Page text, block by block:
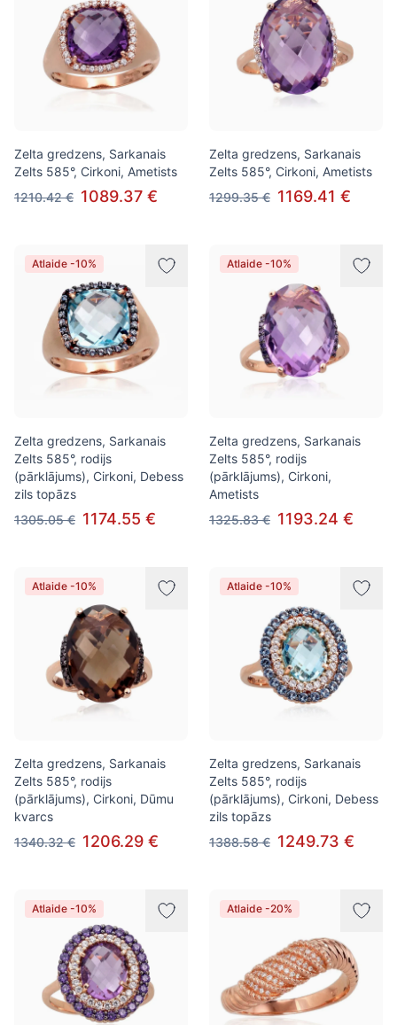
Zelta gredzens, Sarkanais
Zelts 585°, Cirkoni, Ametists
1210.42 € 1089.37 €
Zelta gredzens, Sarkanais
Zelts 585°, Cirkoni, Ametists
1299.35 € 1169.41 €
Atlaide -10%
Zelta gredzens, Sarkanais
Zelts 585°, rodijs
(pārklājums), Cirkoni, Debess
zils topāzs
1305.05 € 1174.55 €
Atlaide -10%
Zelta gredzens, Sarkanais
Zelts 585°, rodijs
(pārklājums), Cirkoni,
Ametists
1325.83 € 1193.24 €
Atlaide -10%
Zelta gredzens, Sarkanais
Zelts 585°, rodijs
(pārklājums), Cirkoni, Dūmu
kvarcs
1340.32 € 1206.29 €
Atlaide -10%
Zelta gredzens, Sarkanais
Zelts 585°, rodijs
(pārklājums), Cirkoni, Debess
zils topāzs
1388.58 € 1249.73 €
Atlaide -10% Atlaide -20%